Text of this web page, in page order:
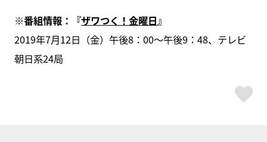
※番組情報：『ザワつく！金曜日 』
2019年7月12日（金）午後8：00～午後9：48、テレビ
朝日系24局